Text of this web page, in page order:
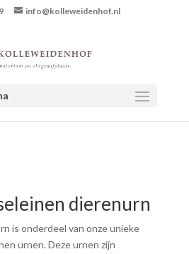
info@kolleweidenhof.nl
dierenurn
is onderdeel van onze unieke
urnen. Deze urnen zijn